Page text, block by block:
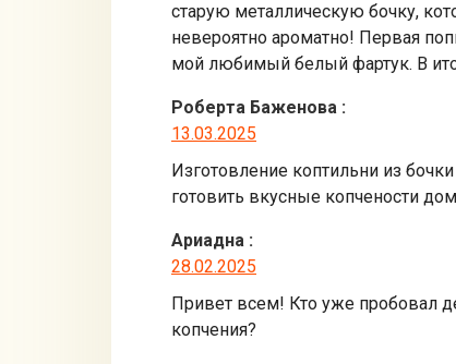
старую металлическую бочку,
невероятно ароматно! Первая
мой любимый белый фартук. В
Роберта Баженова :
13.03.2025
Изготовление коптильни из
готовить вкусные копчености
Ариадна :
28.02.2025
Привет всем! Кто уже пробовал
копчения?